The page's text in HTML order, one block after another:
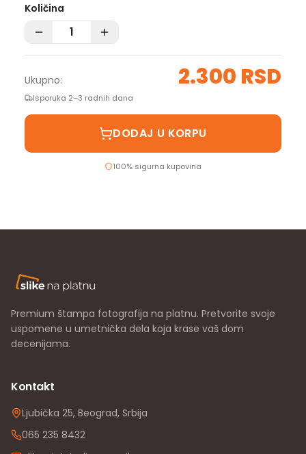
Količina
Ukupno: 2.300 RSD
Isporuka 2–3 radnih dana
DODAJ U KORPU
100% sigurna kupovina
Premium štampa fotografija na platnu. Pretvorite svoje
uspomene u umetnička dela koja krase vaš dom
decenijama.
Kontakt
Ljubička 25, Beograd, Srbija
065 235 8432